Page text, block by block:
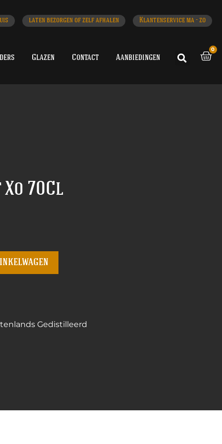
laten bezorgen of zelf afhalen Klantenservice ma - zo
Glazen Contact Aanbiedingen
0
70Cl
Gedistilleerd